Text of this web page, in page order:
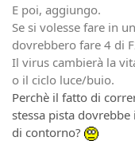
E poi, aggiungo.
Se si volesse fare in
dovrebbero fare 4 di
Il virus cambierà la
o il ciclo luce/buio.
Perchè il fatto di
stessa pista
di contorno?